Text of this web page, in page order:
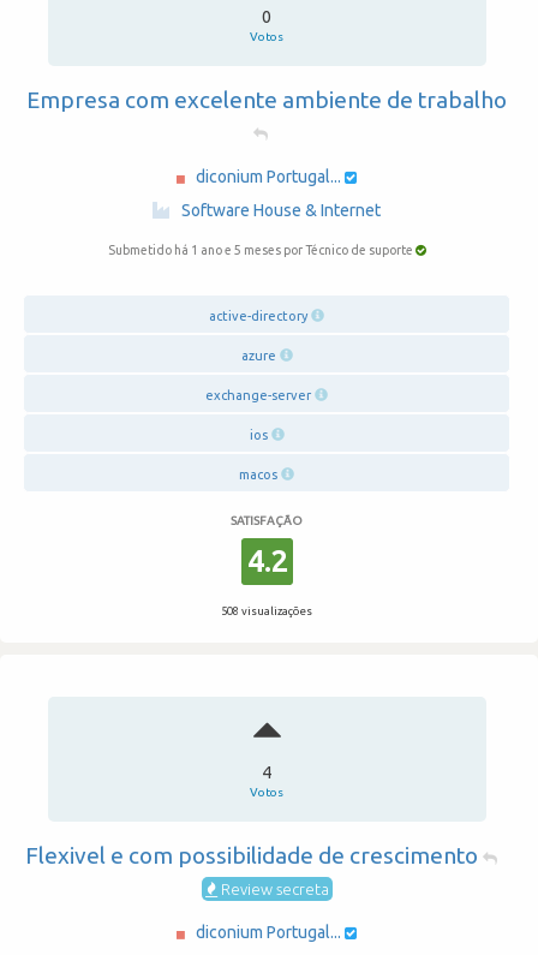
0
Votos
Empresa com excelente ambiente de trabalho
diconium Portugal...
Software House & Internet
Submetido há 1 ano e 5 meses por Técnico de suporte
active-directory
azure
exchange-server
ios
macos
SATISFAÇÃO
4.2
508 visualizações
4
Votos
Flexivel e com possibilidade de crescimento
Review secreta
diconium Portugal...